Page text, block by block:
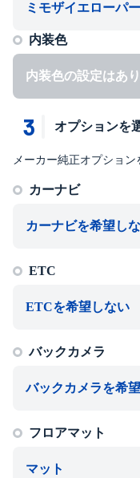
ミモザイエローパ
内装色
内装色の設定はあ
3 オプションを
メーカー純正オプション
カーナビ
カーナビを希望し
ETC
ETCを希望しない
バックカメラ
バックカメラを希
フロアマット
マット